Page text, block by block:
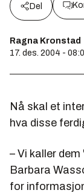
Del
Ragna Kronstad
17. des. 2004 -
Nå skal et
hva disse
– Vi kaller
Barbara
for